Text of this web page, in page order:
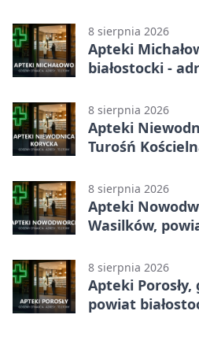
8 sierpnia 2026
Apteki
białostocki -
8 sierpnia 2026
Apteki
Turośń
godziny otwarcia
8 sierpnia 2026
Apteki
Wasilków,
8 sierpnia 2026
Apteki Porosły,
powiat